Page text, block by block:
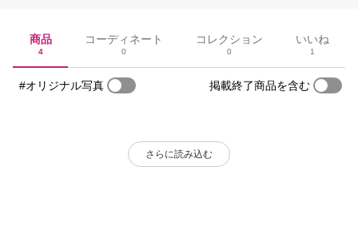
商品
4
コーディネート
0
コレクション
0
いいね
1
#オリジナル写真 掲載終了商品を含む
さらに読み込む